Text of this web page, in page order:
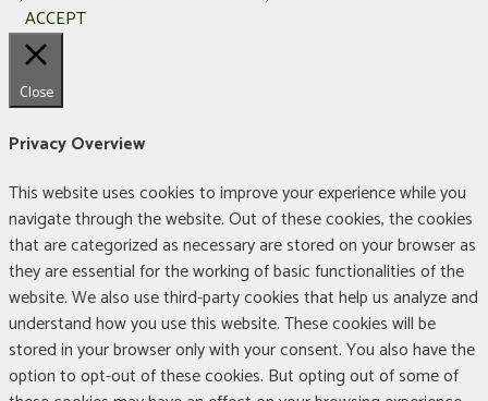
ACCEPT
Close
Privacy Overview
This website uses cookies to improve your experience while you
navigate through the website. Out of these cookies, the cookies
that are categorized as necessary are stored on your browser as
they are essential for the working of basic functionalities of the
website. We also use third-party cookies that help us analyze and
understand how you use this website. These cookies will be
stored in your browser only with your consent. You also have the
option to opt-out of these cookies. But opting out of some of